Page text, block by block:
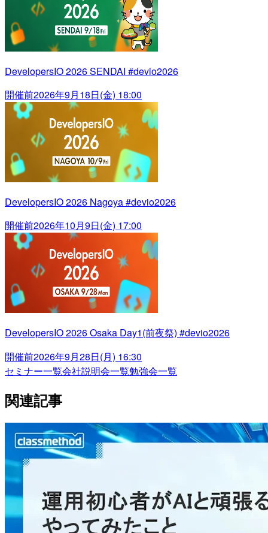
DevelopersIO 2026 SENDAI #devio2026
開催前2026年9月18日(金) 18:00
DevelopersIO 2026 Nagoya #devio2026
開催前2026年10月9日(金) 17:00
DevelopersIO 2026 Osaka Day1(前夜祭) #devio2026
開催前2026年9月28日(月) 16:30
セミナー一覧会社説明会一覧勉強会一覧
関連記事